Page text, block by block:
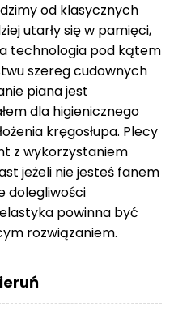
od klasycznych
utarły się w pamięci,
technologia pod kątem
szereg cudownych
piana jest
dla higienicznego
kręgosłupa. Plecy
z wykorzystaniem
jeżeli nie jesteś fanem
dolegliwości
powinna być
rozwiązaniem.